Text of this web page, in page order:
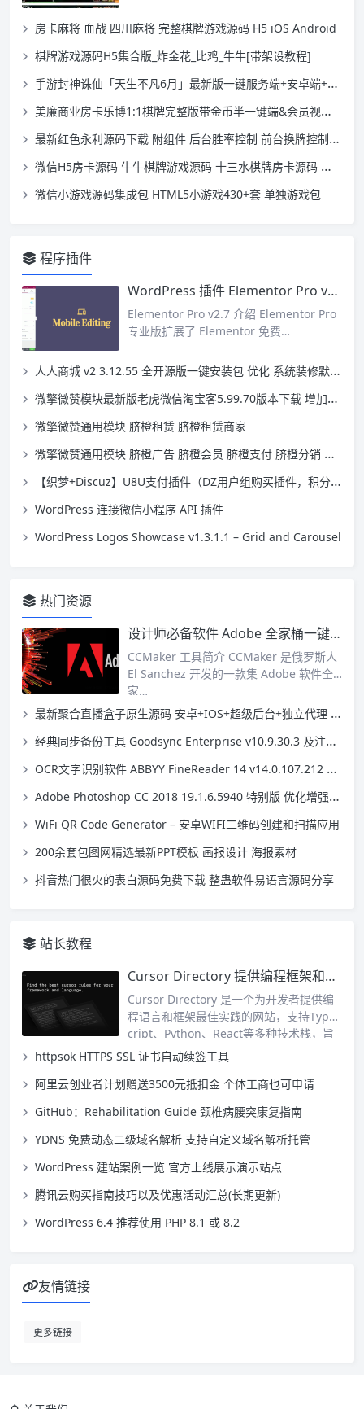
房卡麻将 血战 四川麻将 完整棋牌游戏源码 H5 iOS Android
棋牌游戏源码H5集合版_炸金花_比鸡_牛牛[带架设教程]
手游封神诛仙「天生不凡6月」最新版一键服务端+安卓端+在线GM+后台+附带教程
美廉商业房卡乐博1:1棋牌完整版带金币半一键端&会员视频教程&后台&俱乐部&比赛场
最新红色永利源码下载 附组件 后台胜率控制 前台换牌控制 透视控制
微信H5房卡源码 牛牛棋牌游戏源码 十三水棋牌房卡源码 已修复
微信小游戏源码集成包 HTML5小游戏430+套 单独游戏包
程序插件
WordPress 插件 Elementor Pro v2.7 高级可视化页面编辑生成器中文版
Elementor Pro v2.7 介绍 Elementor Pro
专业版扩展了 Elementor 免费…
人人商城 v2 3.12.55 全开源版一键安装包 优化 系统装修默认模板BUG（修复完美版）
微擎微赞模块最新版老虎微信淘宝客5.99.70版本下载 增加一键同步渠道ID 各别专题页支持渠道ID的优化
微擎微赞通用模块 脐橙租赁 脐橙租赁商家
微擎微赞通用模块 脐橙广告 脐橙会员 脐橙支付 脐橙分销 脐橙商圈
【织梦+Discuz】U8U支付插件（DZ用户组购买插件，积分充值，邀请码插件）
WordPress 连接微信小程序 API 插件
WordPress Logos Showcase v1.3.1.1 – Grid and Carousel
热门资源
设计师必备软件 Adobe 全家桶一键下载安装激活工具 CCMaker
CCMaker 工具简介 CCMaker 是俄罗斯人
El Sanchez 开发的一款集 Adobe 软件全
家…
最新聚合直播盒子原生源码 安卓+IOS+超级后台+独立代理 价值2000元
经典同步备份工具 Goodsync Enterprise v10.9.30.3 及注册机下载
OCR文字识别软件 ABBYY FineReader 14 v14.0.107.212 企业便携破解版
Adobe Photoshop CC 2018 19.1.6.5940 特别版 优化增强汉化版本
WiFi QR Code Generator – 安卓WIFI二维码创建和扫描应用
200余套包图网精选最新PPT模板 画报设计 海报素材
抖音热门很火的表白源码免费下载 整蛊软件易语言源码分享
站长教程
Cursor Directory 提供编程框架和语言的最佳代码规则集合
Cursor Directory 是一个为开发者提供编
程语言和框架最佳实践的网站，支持TypeS
cript、Python、React等多种技术栈，旨
在提升代码质量和性能。通过简单的贡献
指南和快速开始教程，它鼓励社区参与，
共同维护一个高质量的代码规则集合。
httpsok HTTPS SSL 证书自动续签工具
阿里云创业者计划赠送3500元抵扣金 个体工商也可申请
GitHub：Rehabilitation Guide 颈椎病腰突康复指南
YDNS 免费动态二级域名解析 支持自定义域名解析托管
WordPress 建站案例一览 官方上线展示演示站点
腾讯云购买指南技巧以及优惠活动汇总(长期更新)
WordPress 6.4 推荐使用 PHP 8.1 或 8.2
友情链接
更多链接